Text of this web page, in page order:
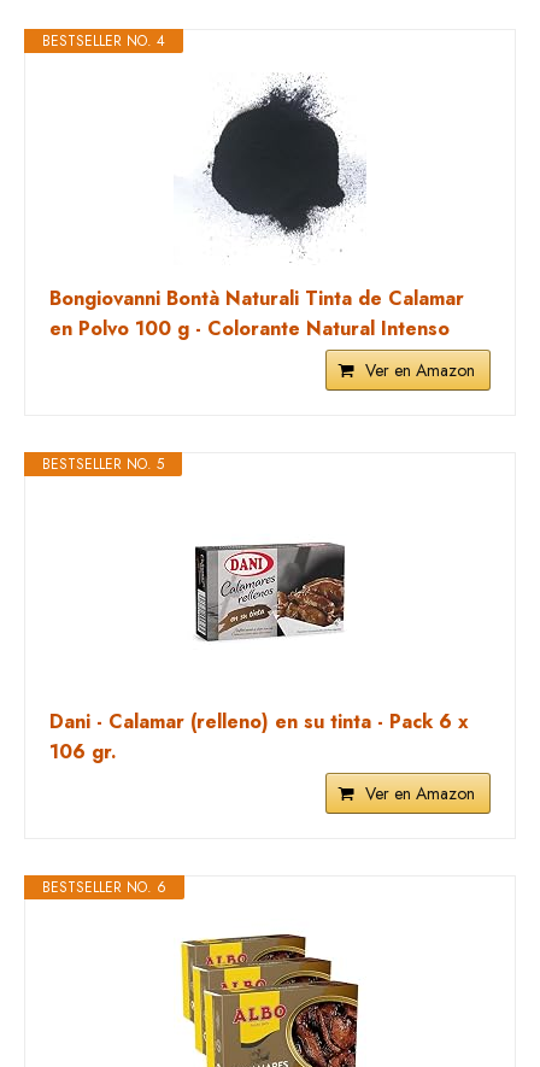
BESTSELLER NO. 4
Bongiovanni Bontà Naturali Tinta de Calamar
en Polvo 100 g - Colorante Natural Intenso
Ver en Amazon
BESTSELLER NO. 5
Dani - Calamar (relleno) en su tinta - Pack 6 x
106 gr.
Ver en Amazon
BESTSELLER NO. 6